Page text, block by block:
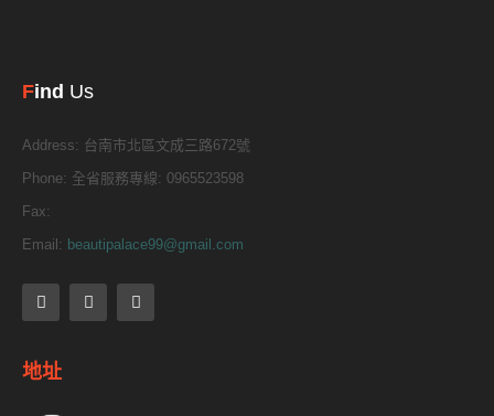
Find Us
Address: 台南市北區文成三路672號
Phone: 全省服務專線: 0965523598
Fax:
Email: beautipalace99@gmail.com
地址